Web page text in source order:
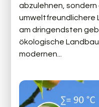
abzulehnen, sondern
umweltfreundlichere
am dringendsten
ökologische
modernen...